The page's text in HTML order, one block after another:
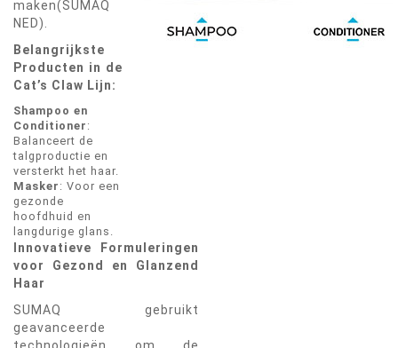
maken​(SUMAQ
NED).
Belangrijkste
Producten in de
Cat’s Claw Lijn:
Shampoo en
Conditioner :
Balanceert de
talgproductie en
versterkt het haar.
Masker : Voor een
gezonde
hoofdhuid en
langdurige glans.
Innovatieve Formuleringen
voor Gezond en Glanzend
Haar
SUMAQ gebruikt
geavanceerde